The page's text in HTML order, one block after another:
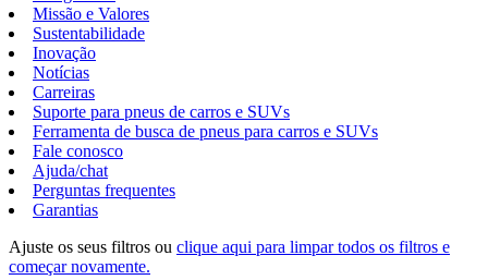
Missão e Valores
Sustentabilidade
Inovação
Notícias
Carreiras
Suporte para pneus de carros e SUVs
Ferramenta de busca de pneus para carros e SUVs
Fale conosco
Ajuda/chat
Perguntas frequentes
Garantias
Ajuste os seus filtros ou clique aqui para limpar todos os filtros e
começar novamente.